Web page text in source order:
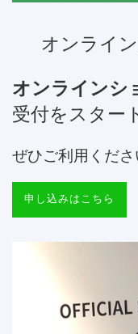
オンライ
オンラインシ
受付をスター
ぜひご利用くださ
申し込みはこちら